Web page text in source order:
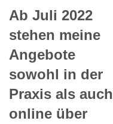
Ab Juli 2022
stehen meine
Angebote
sowohl in der
Praxis als auch
online über